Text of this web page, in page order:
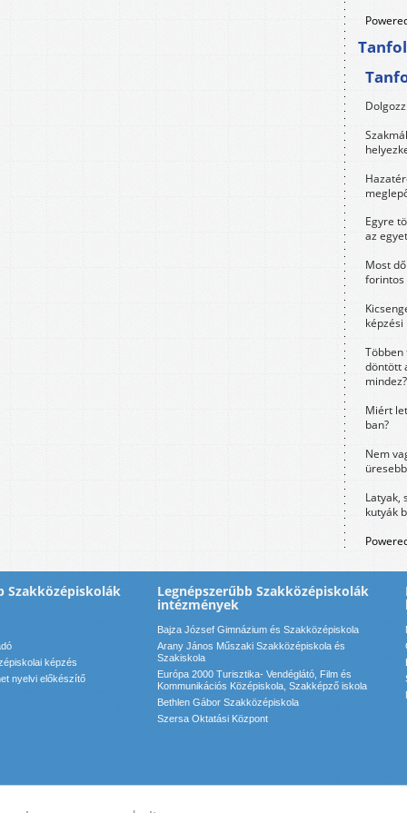
Egyre
az
Most
forintos
Többen
döntött
mindez?
Miért
ban?
Nem
Latyak,
kutyák
Szakközépiskolák
képzés
nyelvi előkészítő
Legnépszerűbb Szakközépiskolák
intézmények
Bajza József Gimnázium és Szakközépiskola
Arany János Műszaki Szakközépiskola és
Szakiskola
Európa 2000 Turisztika- Vendéglátó, Film és
Kommunikációs Középiskola, Szakképző iskola
Bethlen Gábor Szakközépiskola
Szersa Oktatási Központ